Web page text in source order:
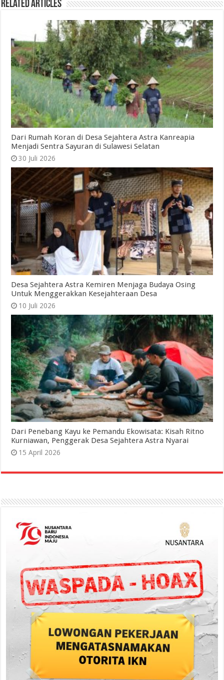
Related Articles
Dari Rumah Koran di Desa Sejahtera Astra Kanreapia
Menjadi Sentra Sayuran di Sulawesi Selatan
30 Juli 2026
Desa Sejahtera Astra Kemiren Menjaga Budaya Osing
Untuk Menggerakkan Kesejahteraan Desa
10 Juli 2026
Dari Penebang Kayu ke Pemandu Ekowisata: Kisah Ritno
Kurniawan, Penggerak Desa Sejahtera Astra Nyarai
15 April 2026